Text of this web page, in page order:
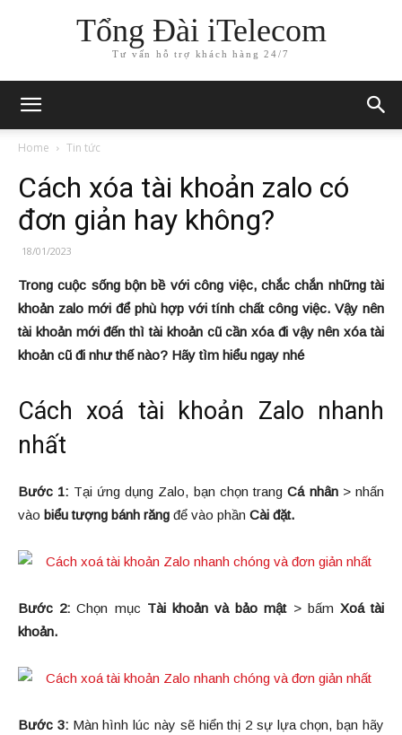
Tổng Đài iTelecom
Tư vấn hỗ trợ khách hàng 24/7
Home Tin tức
Cách xóa tài khoản zalo có
đơn giản hay không?
18/01/2023
Trong cuộc sống bộn bề với công việc, chắc chắn những tài
khoản zalo mới để phù hợp với tính chất công việc. Vậy nên
tài khoản mới đến thì tài khoản cũ cần xóa đi vậy nên xóa tài
khoản cũ đi như thế nào? Hãy tìm hiểu ngay nhé
Cách xoá tài khoản Zalo nhanh
nhất
Bước 1: Tại ứng dụng Zalo, bạn chọn trangCá nhân> nhấn
vào biểu tượng bánh răng để vào phần Cài đặt.
Bước 2: Chọn mục Tài khoản và bảo mật> bấm Xoá tài
khoản.
Bước 3:Màn hình lúc này sẽ hiển thị 2 sự lựa chọn, bạn hãy